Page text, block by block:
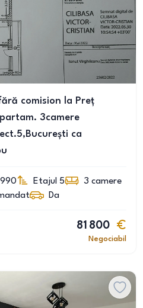
comision la Preț
3camere
ca
Etajul 5 3 camere
Da
81 800
Negociabil